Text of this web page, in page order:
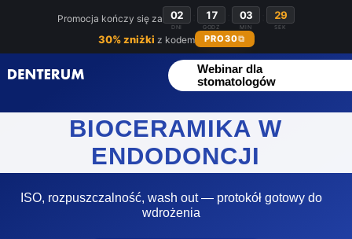
Promocja kończy się za 02
DNI
17
GODZ
03
MIN
28
SEK
30% zniżki z kodem PRO30⧉
ISO, rozpuszczalność, wash out — protokół gotowy do
wdrożenia
BIOCERAMIKA W
ENDODONCJI
Webinar dla
stomatologów